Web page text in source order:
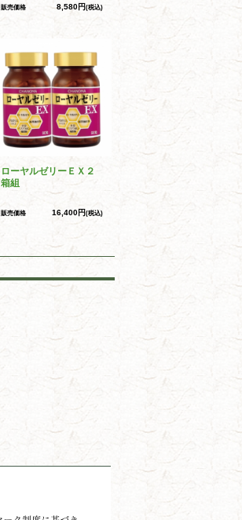
販売価格 8,580円(税込)
ローヤルゼリーＥＸ２
箱組
販売価格 16,400円(税込)